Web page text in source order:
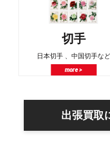
切手
日本切手 、中国切手など
more >
出張買取